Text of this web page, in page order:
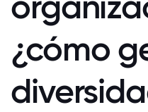
¿cómo